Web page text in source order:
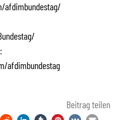
afdimbundestag/
afdimbundestag
Beitrag teilen